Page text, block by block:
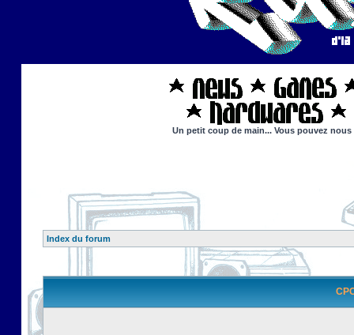
Un petit coup de main... Vous pouvez
Index du forum